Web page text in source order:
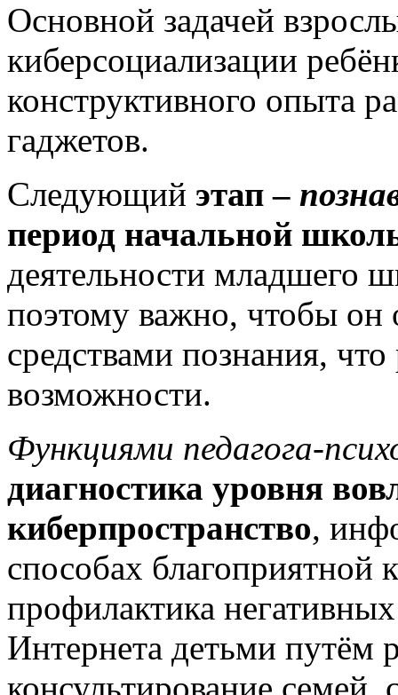
Основной задачей
киберсоциализации
конструктивного опыта
гаджетов.
Следующий этап –
период начальной
деятельности младшего
поэтому важно, чтобы
средствами познания,
возможности.
Функциями педагога-
диагностика уровня
киберпространство,
способах благоприятной
профилактика
Интернета детьми путём